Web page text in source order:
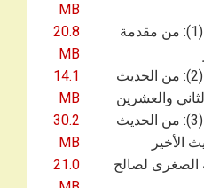
MB
19_ شرح الأربعين النووية (1): من مقدمة
20.8
MB
20_ شرح الأربعين النووية (2): من الحديث
والعشرين
14.1
MB
21_ شرح الأربعين النووية (3): من الحديث
الأخير
30.2
MB
الصغرى لصالح
21.0